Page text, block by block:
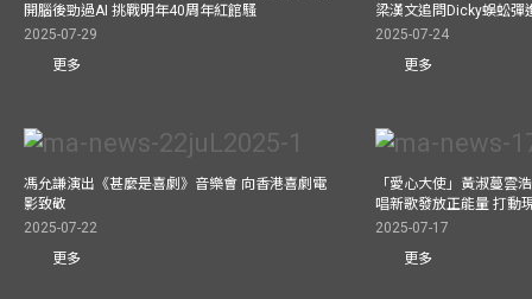
開腦後勁過AI 挑戰明年40周年紅館騷
2025-07-29
更多
梁漢文追問Dicky蜈蚣彈
2025-07-24
更多
馮允謙演出《甚麼是喜劇》音樂會 向香港喜劇電
影致敬
2025-07-22
更多
「愛心大使」黃淑蔓雲
唱新歌發放正能量 打動
2025-07-17
更多